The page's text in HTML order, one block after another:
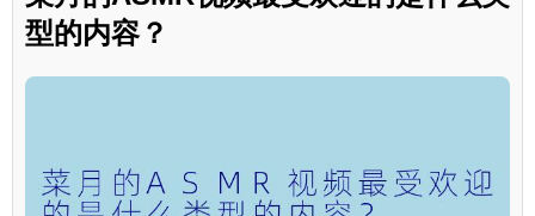
型的内容？